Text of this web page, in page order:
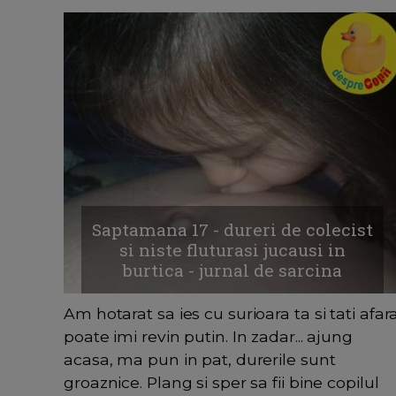
Saptamana 17 - dureri de colecist
si niste fluturasi jucausi in
burtica - jurnal de sarcina
Am hotarat sa ies cu surioara ta si tati
poate imi revin putin. In zadar... ajung
acasa, ma pun in pat, durerile sunt
groaznice. Plang si sper sa fii bine copilul